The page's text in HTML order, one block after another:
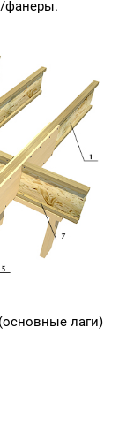
фанеры.
лаги)